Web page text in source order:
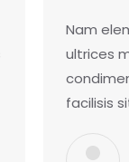
Nam
ultrices
facilisis